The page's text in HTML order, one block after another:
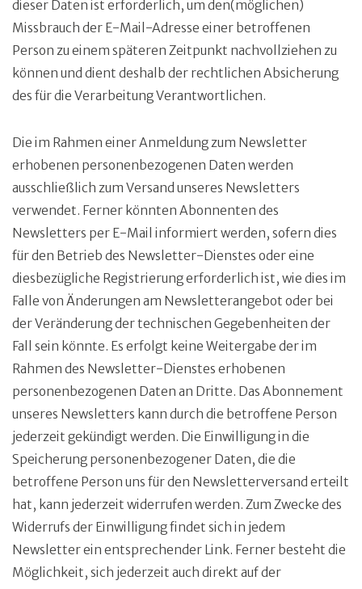
dieser Daten ist erforderlich, um den(möglichen)
Missbrauch der E-Mail-Adresse einer betroffenen
Person zu einem späteren Zeitpunkt nachvollziehen zu
können und dient deshalb der rechtlichen Absicherung
des für die Verarbeitung Verantwortlichen.
Die im Rahmen einer Anmeldung zum Newsletter
erhobenen personenbezogenen Daten werden
ausschließlich zum Versand unseres Newsletters
verwendet. Ferner könnten Abonnenten des
Newsletters per E-Mail informiert werden, sofern dies
für den Betrieb des Newsletter-Dienstes oder eine
diesbezügliche Registrierung erforderlich ist, wie dies im
Falle von Änderungen am Newsletterangebot oder bei
der Veränderung der technischen Gegebenheiten der
Fall sein könnte. Es erfolgt keine Weitergabe der im
Rahmen des Newsletter-Dienstes erhobenen
personenbezogenen Daten an Dritte. Das Abonnement
unseres Newsletters kann durch die betroffene Person
jederzeit gekündigt werden. Die Einwilligung in die
Speicherung personenbezogener Daten, die die
betroffene Person uns für den Newsletterversand erteilt
hat, kann jederzeit widerrufen werden. Zum Zwecke des
Widerrufs der Einwilligung findet sich in jedem
Newsletter ein entsprechender Link. Ferner besteht die
Möglichkeit, sich jederzeit auch direkt auf der